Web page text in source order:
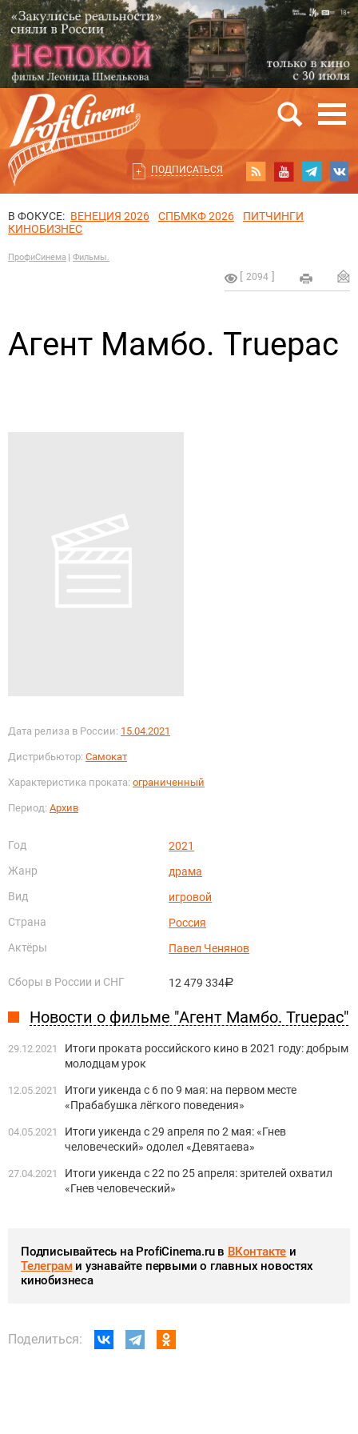
ПОДПИСАТЬСЯ
В ФОКУСЕ: ВЕНЕЦИЯ 2026 СПБМКФ 2026
ПИТЧИНГИ
КИНОБИЗНЕС
ПрофиСинема Фильмы.
2094
Агент Мамбо. Truepac
Дата релиза в России: 15.04.2021
Дистрибьютор: Самокат
Характеристика проката: ограниченный
Период: Архив
Год
2021
Жанр
драма
Вид
игровой
Страна
Россия
Актёры
Павел Ченянов
Сборы в России и СНГ 12 479 334руб.
Новости о фильме "Агент Мамбо. Truepac"
29.12.2021
Итоги проката российского кино в 2021 году: добрым
молодцам урок
12.05.2021
Итоги уикенда с 6 по 9 мая: на первом месте
«Прабабушка лёгкого поведения»
04.05.2021
Итоги уикенда с 29 апреля по 2 мая: «Гнев
человеческий» одолел «Девятаева»
27.04.2021
Итоги уикенда с 22 по 25 апреля: зрителей охватил
«Гнев человеческий»
Подписывайтесь на ProfiCinema.ru в ВКонтакте и
Телеграми узнавайте первыми о главных новостях
кинобизнеса
Поделиться: